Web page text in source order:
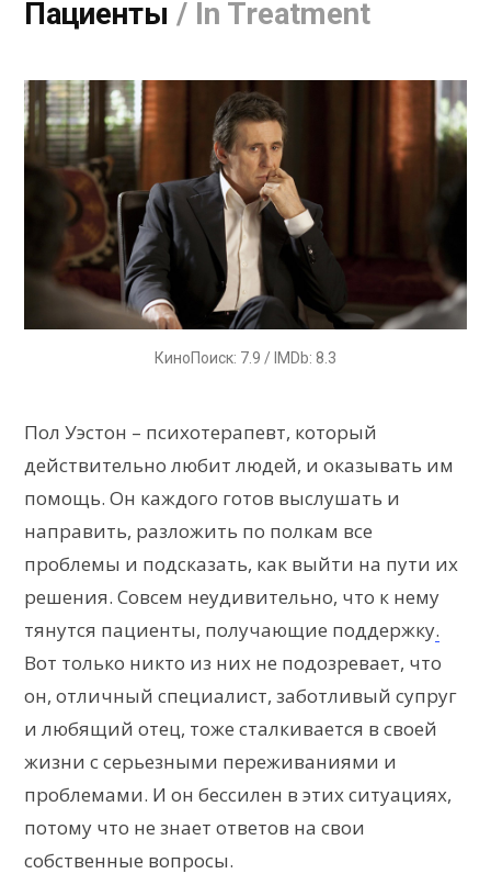
Пациенты / In Treatment
КиноПоиск: 7.9 / IMDb: 8.3
Пол Уэстон – психотерапевт, который
действительно любит людей, и оказывать им
помощь. Он каждого готов выслушать и
направить, разложить по полкам все
проблемы и подсказать, как выйти на пути их
решения. Совсем неудивительно, что к нему
тянутся пациенты, получающие поддержку.
Вот только никто из них не подозревает, что
он, отличный специалист, заботливый супруг
и любящий отец, тоже сталкивается в своей
жизни с серьезными переживаниями и
проблемами. И он бессилен в этих ситуациях,
потому что не знает ответов на свои
собственные вопросы.